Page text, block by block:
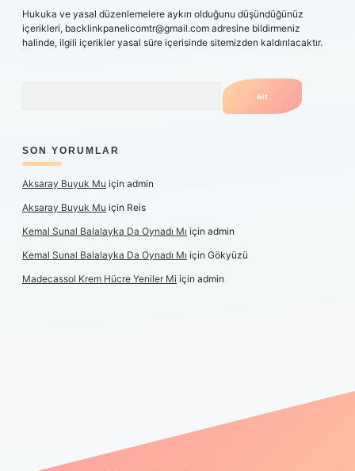
Hukuka ve yasal düzenlemelere aykırı olduğunu düşündüğünüz
içerikleri, backlinkpanelicomtr@gmail.com adresine bildirmeniz
halinde, ilgili içerikler yasal süre içerisinde sitemizden kaldırılacaktır.
SON YORUMLAR
Aksaray Buyuk Mu için admin
Aksaray Buyuk Mu için Reis
Kemal Sunal Balalayka Da Oynadı Mı için admin
Kemal Sunal Balalayka Da Oynadı Mı için Gökyüzü
Madecassol Krem Hücre Yeniler Mi için admin